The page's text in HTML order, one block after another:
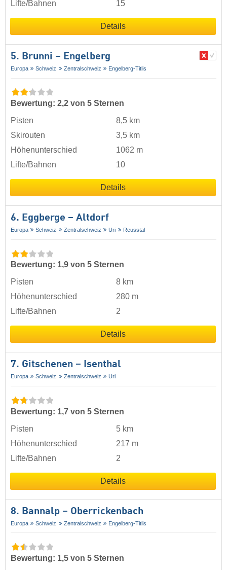
Lifte/Bahnen 15
Details
5. Brunni – Engelberg
Europa Schweiz Zentralschweiz Engelberg-Titlis
Bewertung: 2,2 von 5 Sternen
Pisten
8,5 km
Skirouten
3,5 km
Höhenunterschied
1062 m
Lifte/Bahnen
10
Details
6. Eggberge – Altdorf
Europa Schweiz Zentralschweiz Uri Reusstal
Bewertung: 1,9 von 5 Sternen
Pisten
8 km
Höhenunterschied
280 m
Lifte/Bahnen
2
Details
7. Gitschenen – Isenthal
Europa Schweiz Zentralschweiz Uri
Bewertung: 1,7 von 5 Sternen
Pisten
5 km
Höhenunterschied
217 m
Lifte/Bahnen
2
Details
8. Bannalp – Oberrickenbach
Europa Schweiz Zentralschweiz Engelberg-Titlis
Bewertung: 1,5 von 5 Sternen